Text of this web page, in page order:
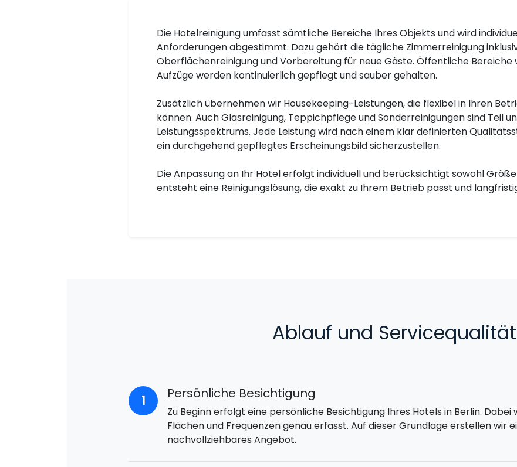
Die Hotelreinigung umfasst sämtliche Bereiche Ihres Objekts und wird
Anforderungen abgestimmt. Dazu gehört die tägliche Zimmerreinigung
Oberflächenreinigung und Vorbereitung für neue Gäste. Öffentliche Bereiche
Aufzüge werden kontinuierlich gepflegt und sauber gehalten.
Zusätzlich übernehmen wir Housekeeping-Leistungen, die flexibel in Ihren
können. Auch Glasreinigung, Teppichpflege und Sonderreinigungen sind Teil
Leistungsspektrums. Jede Leistung wird nach einem klar definierten
ein durchgehend gepflegtes Erscheinungsbild sicherzustellen.
Die Anpassung an Ihr Hotel erfolgt individuell und berücksichtigt sowohl
entsteht eine Reinigungslösung, die exakt zu Ihrem Betrieb passt und
Ablauf und Servicequalität
1 Persönliche Besichtigung
Zu Beginn erfolgt eine persönliche Besichtigung Ihres Hotels in Berlin.
Flächen und Frequenzen genau erfasst. Auf dieser Grundlage erstellen wir
nachvollziehbares Angebot.